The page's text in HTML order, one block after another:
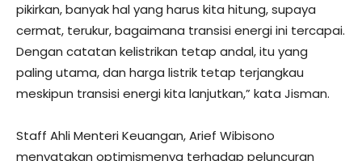
pikirkan, banyak hal yang harus kita hitung, supaya
cermat, terukur, bagaimana transisi energi ini tercapai.
Dengan catatan kelistrikan tetap andal, itu yang
paling utama, dan harga listrik tetap terjangkau
meskipun transisi energi kita lanjutkan,” kata Jisman.
Staff Ahli Menteri Keuangan, Arief Wibisono
menyatakan optimismenya terhadap peluncuran